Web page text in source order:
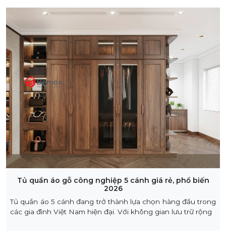
Tủ quần áo gỗ công nghiệp 5 cánh giá rẻ, phổ biến
2026
Tủ quần áo 5 cánh đang trở thành lựa chọn hàng đầu trong
các gia đình Việt Nam hiện đại. Với không gian lưu trữ rộng